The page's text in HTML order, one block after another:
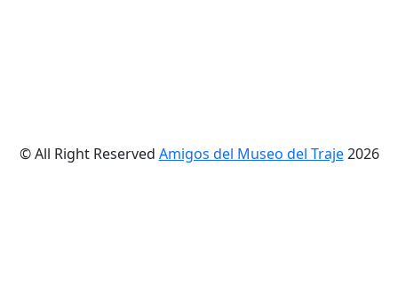
© All Right Reserved Amigos del Museo del Traje2026